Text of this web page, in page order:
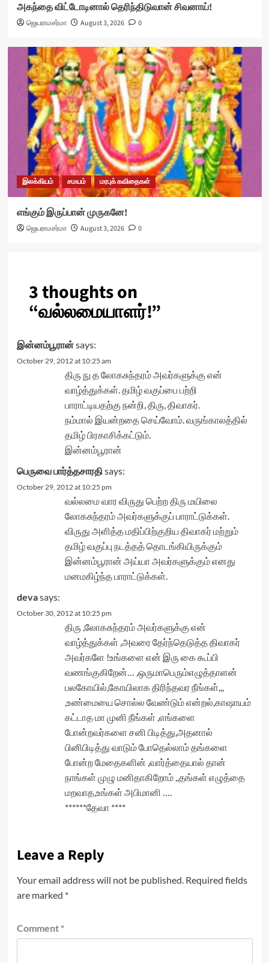
அகந்தை விட்டோடினால் தெரிந்திடுவான் சிவனாய்!
ஜெயராமசர்மா August 3, 2026 0
இலக்கியம் சமயம் மரபுக் கவிதைகள்
எங்கும் இருப்பான் முருகனே!
ஜெயராமசர்மா August 3, 2026 0
3 thoughts on
“வல்லமையாளர்!”
இன்னம்பூரான்says:
October 29, 2012 at 10:25 am
திரு நு த லோகசுந்தரம் அவர்களுக்கு என்
வாழ்த்துக்கள். தமிழ் வகுப்பை பற்றி
பாராட்டியதற்கு நன்றி, திரு, திவாகர்.
நம்மால் இயன்றதை செய்வோம். வருங்காலத்தில்
தமிழ் பிரகாசிக்கட்டும்.
இன்னம்பூரான்
பெருவை பார்த்தசாரதிsays:
October 29, 2012 at 10:25 pm
வல்லமை வார விருது பெற்ற திரு மயிலை
லோகசுந்தரம் அவர்களுக்குப் பாராட்டுக்கள்.
விருது அளித்த மதிப்பிற்குறிய திவாகர் மற்றும்
தமிழ் வகுப்பு நடத்தத் தொடங்கியிருக்கும்
இன்னம்பூரான் அய்யா அவர்களுக்கும் எனது
மனமகிழ்ந்த பாராட்டுக்கள்.
devasays:
October 30, 2012 at 10:25 pm
திரு ,லோகசுந்தரம் அவர்களுக்கு என்
வாழ்த்துக்கள் ,அவரை தேர்ந்தெடுத்த திவாகர்
அவர்களே !உங்களை என் இரு கை கூப்பி
வணங்குகிறேன்… ,ஒருமாபெரும்எழுத்தாளன்
பலகோயில்,கோயிலாக திரிந்தவர நீங்கள்,,,
,உண்மையை சொல்ல வேண்டும் என்றல்,காஷாயம்
கட்டாத மா முனி நீங்கள் ,எங்களை
போன்றவர்களை சனி பிடித்து,அதனால்
பினிபிடித்து வாடும் போதெல்லாம் தங்களை
போன்ற மேதைகளின் ,வார்த்தையால் தான்
நாங்கள் முழு மனிதாகிறோம் ,,தங்கள் எழுத்தை
மறவாத,உங்கள் அபிமானி ….
******தேவா ****
Leave a Reply
Your email address will not be published. Required fields
are marked *
Comment *